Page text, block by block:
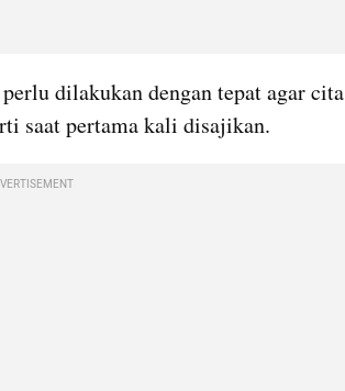
dilakukan dengan tepat agar cita
saat pertama kali disajikan.